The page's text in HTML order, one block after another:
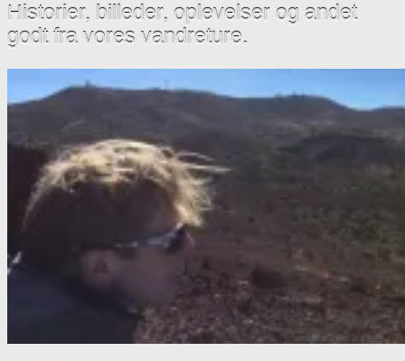
Historier, billeder, oplevelser og andet
godt fra vores vandreture.